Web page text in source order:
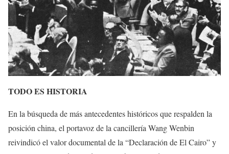
TODO ES HISTORIA
En la búsqueda de más antecedentes históricos que respalden la
posición china, el portavoz de la cancillería Wang Wenbin
reivindicó el valor documental de la “Declaración de El Cairo” y